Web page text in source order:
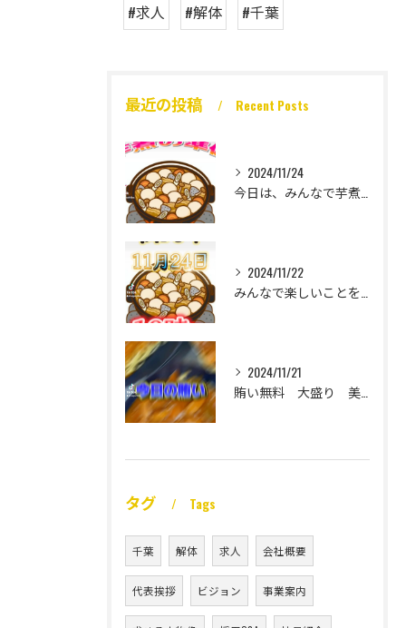
#求人 #解体 #千葉
最近の投稿 Recent Posts
2024/11/24
2024/11/22
2024/11/21
タグ Tags
千葉 解体 求人 会社概要
代表挨拶 ビジョン 事業案内